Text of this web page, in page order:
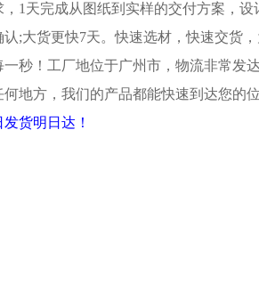
1天完成从图纸到实样的交付方案，设
;大货更快7天。快速选材，快速交货
秒！工厂地位于广州市，物流非常发
何地方，我们的产品都能快速到达您的
货明日达！